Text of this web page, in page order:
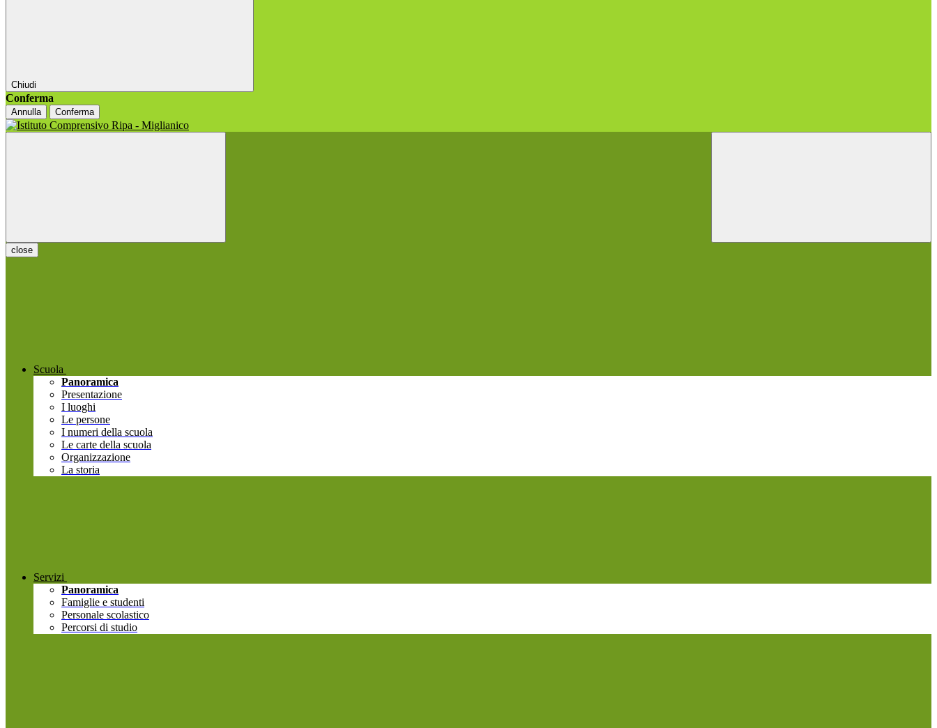
Chiudi
Conferma
Annulla Conferma
close
Scuola
Panoramica
Presentazione
I luoghi
Le persone
I numeri della scuola
Le carte della scuola
Organizzazione
La storia
Servizi
Panoramica
Famiglie e studenti
Personale scolastico
Percorsi di studio